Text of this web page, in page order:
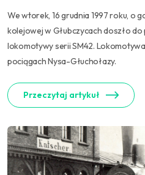
We wtorek, 16 grudnia 1997 roku, o
kolejowej w Głubczycach doszło
lokomotywy serii SM42.
pociągach Nysa-Głuchołazy.
Przeczytaj artykuł